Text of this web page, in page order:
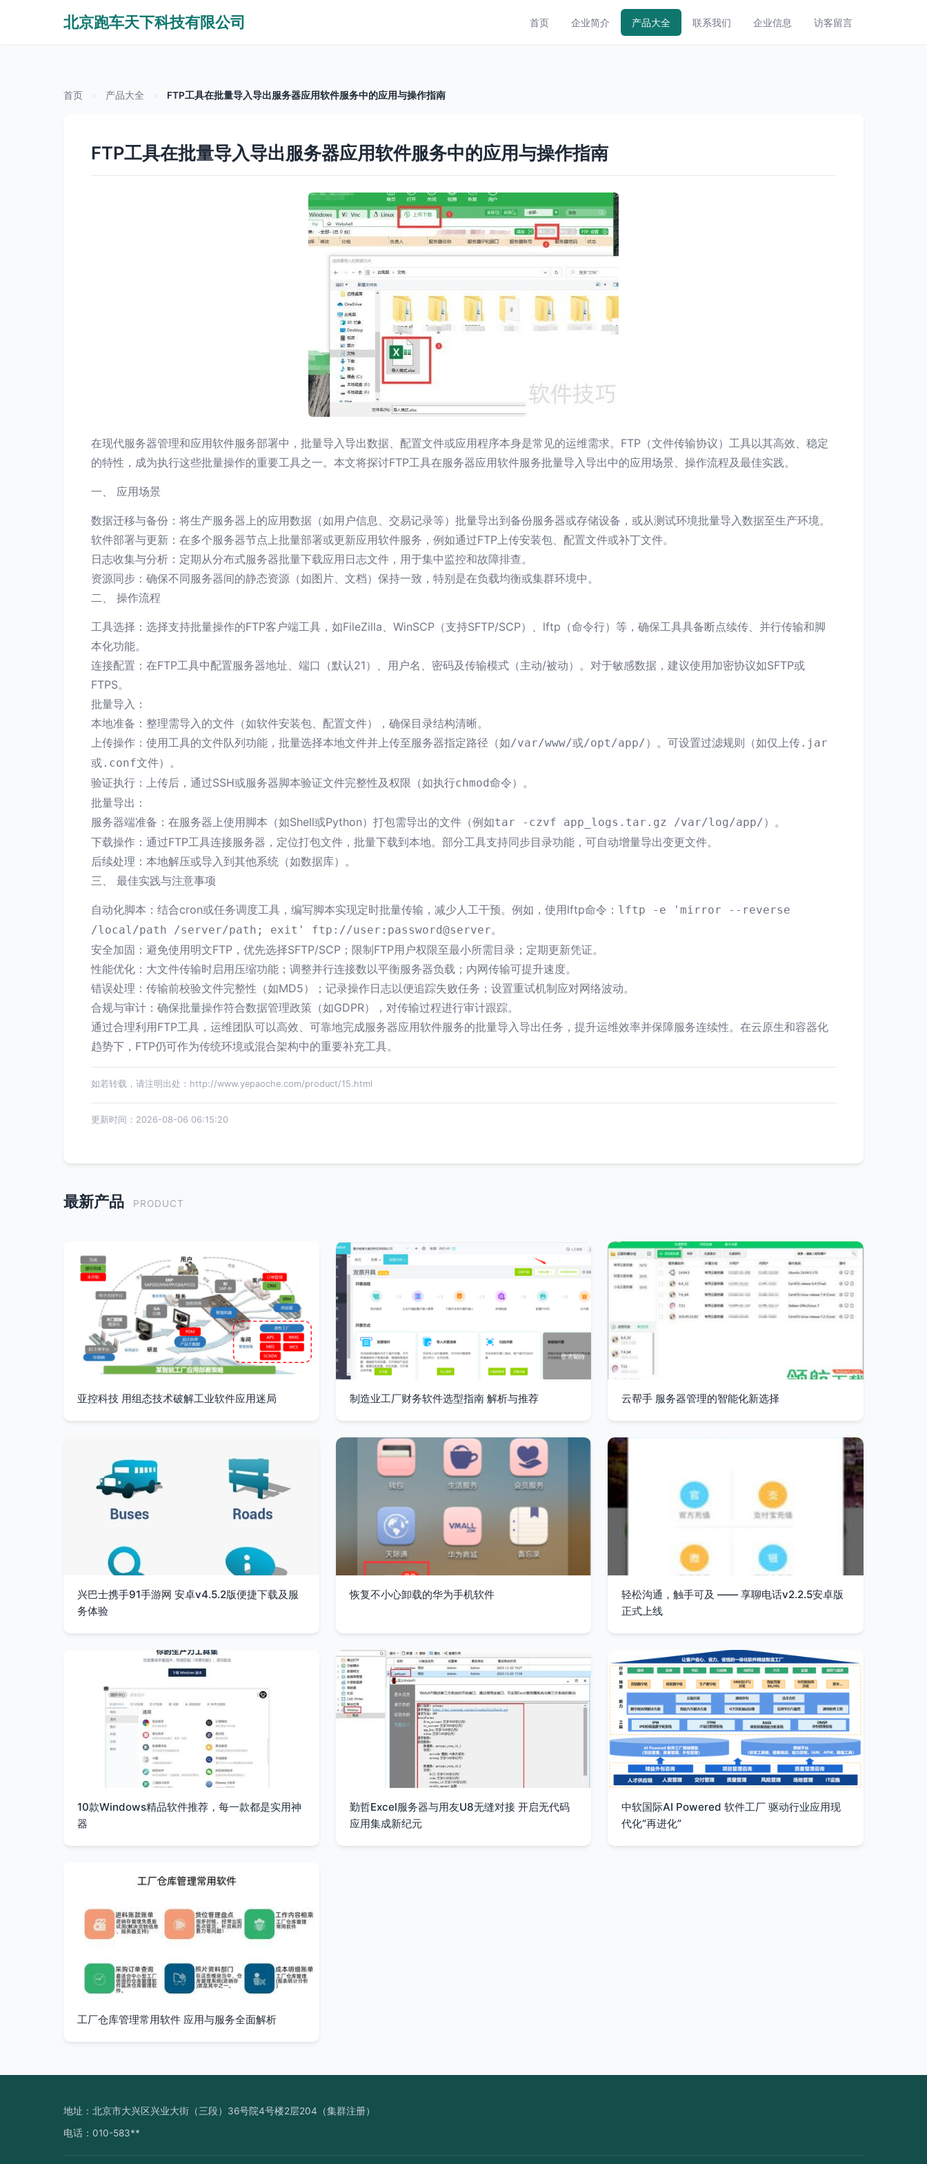
北京跑车天下科技有限公司 首页 企业简介 产品大全 联系我们 企业信息 访客留言
首页 产品大全 FTP工具在批量导入导出服务器应用软件服务中的应用与操作指南
FTP工具在批量导入导出服务器应用软件服务中的应用与操作指南
在现代服务器管理和应用软件服务部署中，批量导入导出数据、配置文件或应用程序本身是常见的运维需求。FTP（文件传输协议）工具以其高效、稳定
的特性，成为执行这些批量操作的重要工具之一。本文将探讨FTP工具在服务器应用软件服务批量导入导出中的应用场景、操作流程及最佳实践。
一、 应用场景
数据迁移与备份：将生产服务器上的应用数据（如用户信息、交易记录等）批量导出到备份服务器或存储设备，或从测试环境批量导入数据至生产环境。
软件部署与更新：在多个服务器节点上批量部署或更新应用软件服务，例如通过FTP上传安装包、配置文件或补丁文件。
日志收集与分析：定期从分布式服务器批量下载应用日志文件，用于集中监控和故障排查。
资源同步：确保不同服务器间的静态资源（如图片、文档）保持一致，特别是在负载均衡或集群环境中。
二、 操作流程
工具选择：选择支持批量操作的FTP客户端工具，如FileZilla、WinSCP（支持SFTP/SCP）、lftp（命令行）等，确保工具具备断点续传、并行传输和脚
本化功能。
连接配置：在FTP工具中配置服务器地址、端口（默认21）、用户名、密码及传输模式（主动/被动）。对于敏感数据，建议使用加密协议如SFTP或
FTPS。
批量导入：
本地准备：整理需导入的文件（如软件安装包、配置文件），确保目录结构清晰。
上传操作：使用工具的文件队列功能，批量选择本地文件并上传至服务器指定路径（如/var/www/或/opt/app/）。可设置过滤规则（如仅上传.jar
或.conf文件）。
验证执行：上传后，通过SSH或服务器脚本验证文件完整性及权限（如执行chmod命令）。
批量导出：
服务器端准备：在服务器上使用脚本（如Shell或Python）打包需导出的文件（例如tar -czvf app_logs.tar.gz /var/log/app/）。
下载操作：通过FTP工具连接服务器，定位打包文件，批量下载到本地。部分工具支持同步目录功能，可自动增量导出变更文件。
后续处理：本地解压或导入到其他系统（如数据库）。
三、 最佳实践与注意事项
自动化脚本：结合cron或任务调度工具，编写脚本实现定时批量传输，减少人工干预。例如，使用lftp命令： lftp -e 'mirror --reverse
/local/path /server/path; exit' ftp://user:password@server。
安全加固：避免使用明文FTP，优先选择SFTP/SCP；限制FTP用户权限至最小所需目录；定期更新凭证。
性能优化：大文件传输时启用压缩功能；调整并行连接数以平衡服务器负载；内网传输可提升速度。
错误处理：传输前校验文件完整性（如MD5）；记录操作日志以便追踪失败任务；设置重试机制应对网络波动。
合规与审计：确保批量操作符合数据管理政策（如GDPR），对传输过程进行审计跟踪。
通过合理利用FTP工具，运维团队可以高效、可靠地完成服务器应用软件服务的批量导入导出任务，提升运维效率并保障服务连续性。在云原生和容器化
趋势下，FTP仍可作为传统环境或混合架构中的重要补充工具。
如若转载，请注明出处：http://www.yepaoche.com/product/15.html
更新时间：2026-08-06 06:15:20
最新产品 PRODUCT
亚控科技 用组态技术破解工业软件应用迷局 制造业工厂财务软件选型指南 解析与推荐 云帮手 服务器管理的智能化新选择
兴巴士携手91手游网 安卓v4.5.2版便捷下载及服
务体验
恢复不小心卸载的华为手机软件
轻松沟通，触手可及 —— 享聊电话v2.2.5安卓版
正式上线
10款Windows精品软件推荐，每一款都是实用神
器
勤哲Excel服务器与用友U8无缝对接 开启无代码
应用集成新纪元
中软国际AI Powered 软件工厂 驱动行业应用现
代化“再进化”
工厂仓库管理常用软件 应用与服务全面解析
地址：北京市大兴区兴业大街（三段）36号院4号楼2层204（集群注册）
电话：010-583**